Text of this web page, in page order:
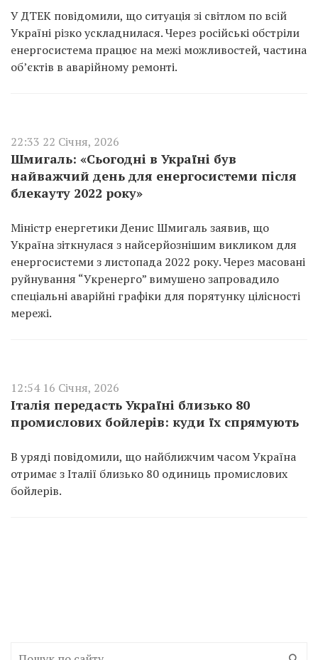
У ДТЕК повідомили, що ситуація зі світлом по всій
Україні різко ускладнилася. Через російські обстріли
енергосистема працює на межі можливостей, частина
об’єктів в аварійному ремонті.
22:33 22 Січня, 2026
Шмигаль: «Сьогодні в Україні був
найважчий день для енергосистеми після
блекауту 2022 року»
Міністр енергетики Денис Шмигаль заявив, що
Україна зіткнулася з найсерйознішим викликом для
енергосистеми з листопада 2022 року. Через масовані
руйнування “Укренерго” вимушено запровадило
спеціальні аварійні графіки для порятунку цілісності
мережі.
12:54 16 Січня, 2026
Італія передасть Україні близько 80
промислових бойлерів: куди їх спрямують
В уряді повідомили, що найближчим часом Україна
отримає з Італії близько 80 одиниць промислових
бойлерів.